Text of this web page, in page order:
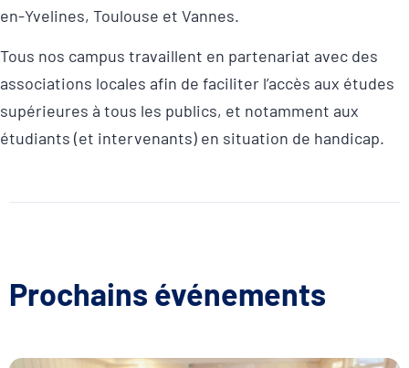
en-Yvelines, Toulouse et Vannes.
Tous nos campus travaillent en partenariat avec des
associations locales afin de faciliter l’accès aux études
supérieures à tous les publics, et notamment aux
étudiants (et intervenants) en situation de handicap.
Prochains événements